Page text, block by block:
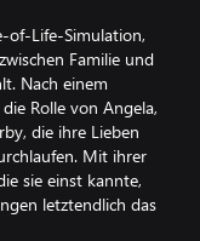
of-Life-Simulation,
Familie und
Nach einem
Rolle von Angela,
die ihre Lieben
Mit ihrer
sie einst kannte,
letztendlich das